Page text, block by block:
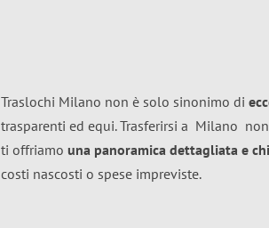
Traslochi Milano non è solo sinonimo di
trasparenti ed equi. Trasferirsi a Milano
ti offriamo una panoramica dettagliata e
costi nascosti o spese impreviste.